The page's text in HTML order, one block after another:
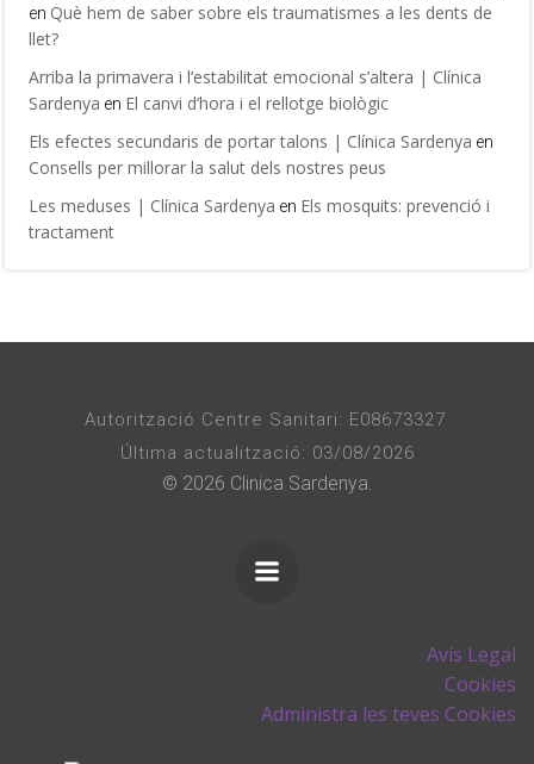
en Què hem de saber sobre els traumatismes a les dents de
llet?
Arriba la primavera i l’estabilitat emocional s’altera | Clínica
Sardenya en El canvi d’hora i el rellotge biològic
Els efectes secundaris de portar talons | Clínica Sardenya en
Consells per millorar la salut dels nostres peus
Les meduses | Clínica Sardenya en Els mosquits: prevenció i
tractament
Autorització Centre Sanitari: E08673327
Última actualització: 03/08/2026
© 2026 Clinica Sardenya.
Avís Legal
Cookies
Administra les teves Cookies